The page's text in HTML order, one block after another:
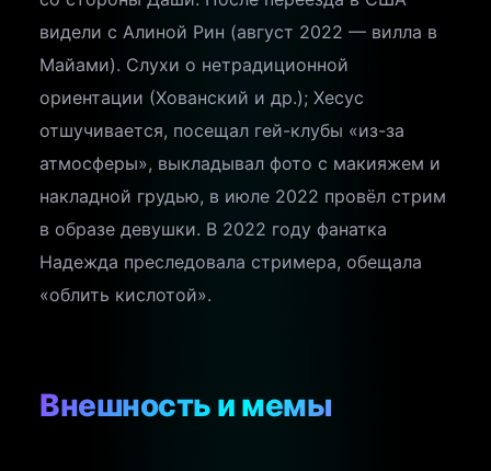
видели с Алиной Рин (август 2022 — вилла в
Майами). Слухи о нетрадиционной
ориентации (Хованский и др.); Хесус
отшучивается, посещал гей-клубы «из-за
атмосферы», выкладывал фото с макияжем и
накладной грудью, в июле 2022 провёл стрим
в образе девушки. В 2022 году фанатка
Надежда преследовала стримера, обещала
«облить кислотой».
Внешность и мемы